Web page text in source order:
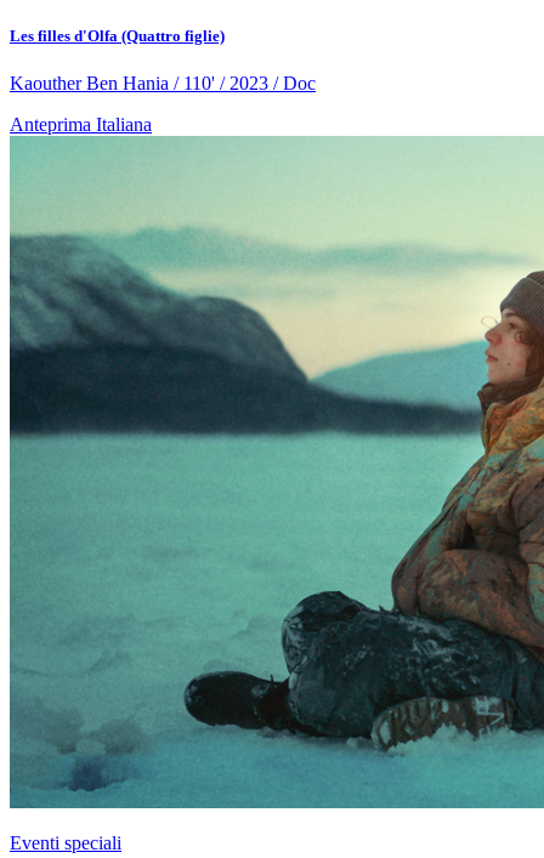
Les filles d'Olfa (Quattro figlie)
Kaouther Ben Hania / 110' / 2023 / Doc
Anteprima Italiana
Eventi speciali